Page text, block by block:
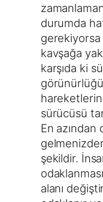
durumda
kavşağa
karşıda ki
sürücüsü
En azından
şekildir.
alanı